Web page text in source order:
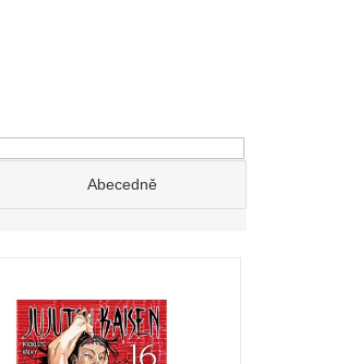
Abecedně